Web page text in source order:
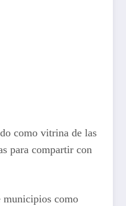
como vitrina de las
para compartir con
municipios como